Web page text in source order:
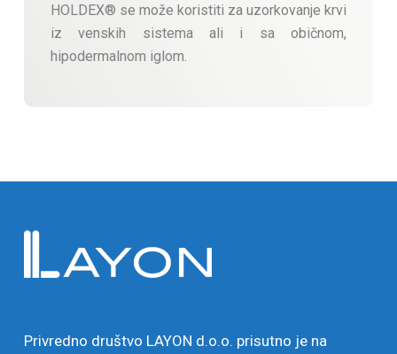
HOLDEX® se može koristiti za uzorkovanje krvi
iz venskih sistema ali i sa običnom,
hipodermalnom iglom.
Privredno društvo LAYON d.o.o. prisutno je na